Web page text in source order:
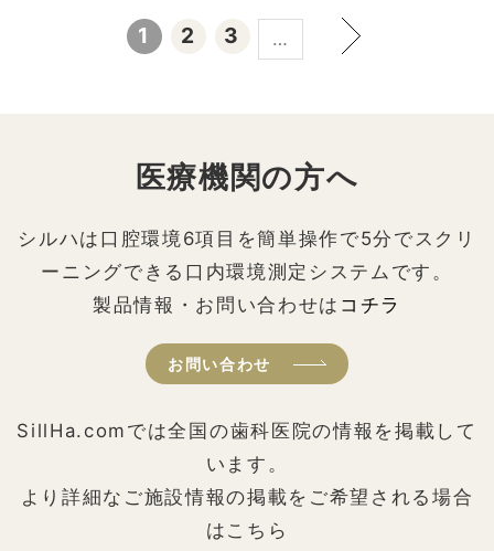
1 2 3 …
医療機関の方へ
シルハは口腔環境6項目を簡単操作で5分でスクリ
ーニングできる口内環境測定システムです。
製品情報・お問い合わせは コチラ
お問い合わせ
SillHa.comでは全国の歯科医院の情報を掲載して
います。
より詳細なご施設情報の掲載をご希望される場合
はこちら